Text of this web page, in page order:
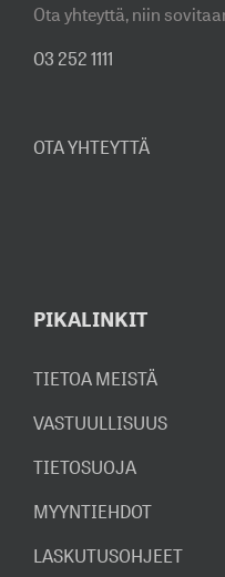
Ota yhteyttä, niin
03 252 1111
OTA YHTEYTTÄ
PIKALINKIT
TIETOA MEISTÄ
VASTUULLISUUS
TIETOSUOJA
MYYNTIEHDOT
LASKUTUSOHJEET